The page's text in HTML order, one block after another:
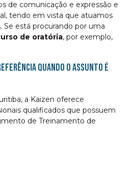
de comunicação e expressão e
tendo em vista que atuamos
Se está procurando por uma
de oratória, por exemplo,
quando o assunto é
a Kaizen oferece
qualificados que possuem
de Treinamento de